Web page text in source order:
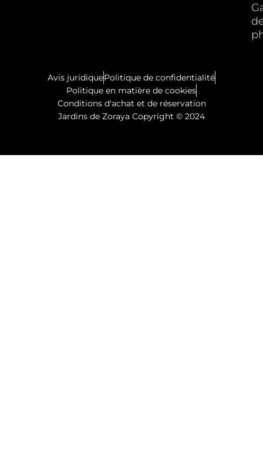
Avis juridiquePolitique de confidentialité
Politique en matière de cookies
Conditions d'achat et de réservation
Jardins de Zoraya Copyright © 2024